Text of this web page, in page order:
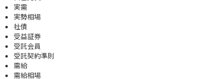
実需
実勢相場
社債
受益証券
受託会員
受託契約準則
需給
需給相場